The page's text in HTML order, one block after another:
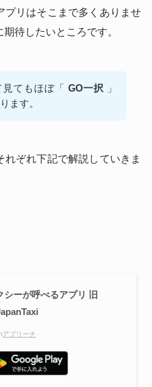
プリはそこまで多くありませ
待したいところです。
てもほぼ「 GO一択
」
ます。
ぞれ下記で解説していきま
シーが呼べるアプリ 旧
アプリーチ